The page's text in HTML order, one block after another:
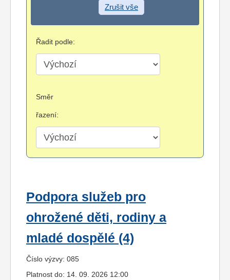
Zrušit vše
Řadit podle:
Směr
řazení:
Podpora služeb pro
ohrožené děti, rodiny a
mladé dospělé (4)
Číslo výzvy: 085
Platnost do: 14. 09. 2026 12:00